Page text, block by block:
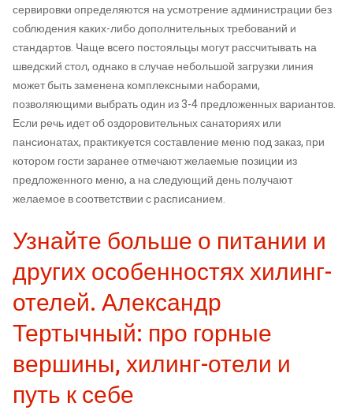
сервировки определяются на усмотрение администрации без
соблюдения каких-либо дополнительных требований и
стандартов. Чаще всего постояльцы могут рассчитывать на
шведский стол, однако в случае небольшой загрузки линия
может быть заменена комплексными наборами,
позволяющими выбрать один из 3-4 предложенных вариантов.
Если речь идет об оздоровительных санаториях или
пансионатах, практикуется составление меню под заказ, при
котором гости заранее отмечают желаемые позиции из
предложенного меню, а на следующий день получают
желаемое в соответствии с расписанием.
Узнайте больше о питании и
других особенностях хилинг-
отелей. Александр
Тертычный: про горные
вершины, хилинг-отели и
путь к себе